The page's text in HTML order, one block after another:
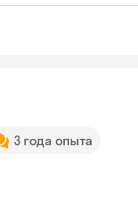
3 года опыта